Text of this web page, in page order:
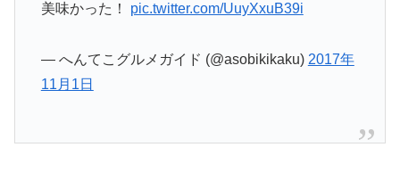
美味かった！ pic.twitter.com/UuyXxuB39i
— へんてこグルメガイド (@asobikikaku) 2017年
11月1日